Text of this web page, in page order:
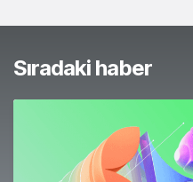
Sıradaki haber